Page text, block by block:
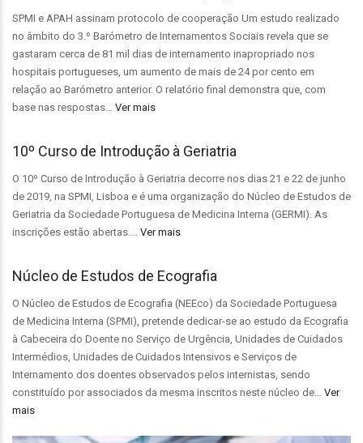
SPMI e APAH assinam protocolo de cooperação Um estudo realizado
no âmbito do 3.º Barómetro de Internamentos Sociais revela que se
gastaram cerca de 81 mil dias de internamento inapropriado nos
hospitais portugueses, um aumento de mais de 24 por cento em
relação ao Barómetro anterior. O relatório final demonstra que, com
base nas respostas… Ver mais
10º Curso de Introdução à Geriatria
O 10º Curso de Introdução à Geriatria decorre nos dias 21 e 22 de junho
de 2019, na SPMI, Lisboa e é uma organização do Núcleo de Estudos de
Geriatria da Sociedade Portuguesa de Medicina Interna (GERMI). As
inscrições estão abertas.… Ver mais
Núcleo de Estudos de Ecografia
O Núcleo de Estudos de Ecografia (NEEco) da Sociedade Portuguesa
de Medicina Interna (SPMI), pretende dedicar-se ao estudo da Ecografia
à Cabeceira do Doente no Serviço de Urgência, Unidades de Cuidados
Intermédios, Unidades de Cuidados Intensivos e Serviços de
Internamento dos doentes observados pelos internistas, sendo
constituído por associados da mesma inscritos neste núcleo de… Ver
mais